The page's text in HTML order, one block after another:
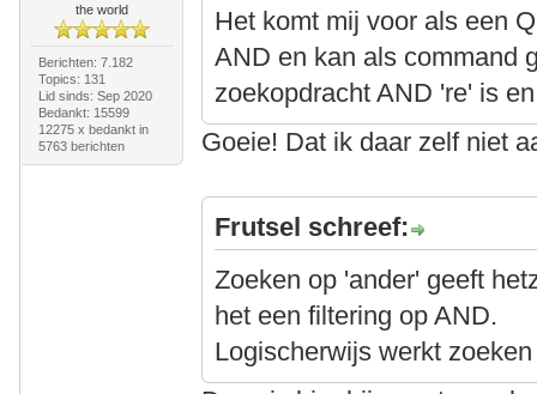
the world
Berichten: 7.182
Topics: 131
Lid sinds: Sep 2020
Bedankt: 15599
12275 x bedankt in
5763 berichten
Het komt mij voor als een
AND en kan als command
zoekopdracht AND 're' is
Goeie! Dat ik daar zelf niet
Frutsel schreef:
Zoeken op 'ander' geeft
het een filtering op AND.
Logischerwijs werkt